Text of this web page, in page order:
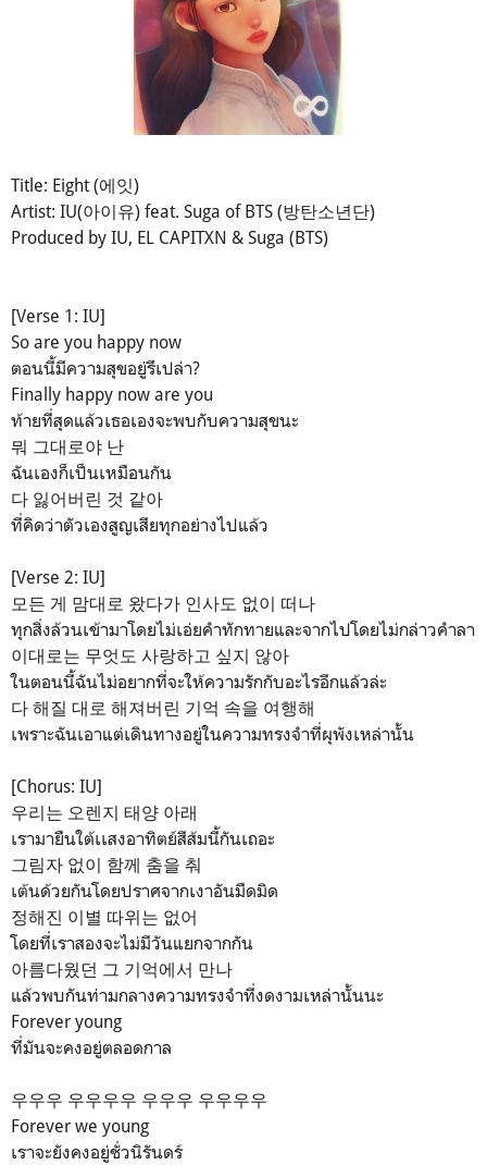
Title: Eight (에잇)
Artist: IU(아이유) feat. Suga of BTS (방탄소년단)
Produced by IU, EL CAPITXN & Suga (BTS)
[Verse 1: IU]
So are you happy now
ตอนนี้มีความสุขอยู่รึเปล่า?
Finally happy now are you
ท้ายที่สุดแล้วเธอเองจะพบกับความสุขนะ
뭐 그대로야 난
ฉันเองก็เป็นเหมือนกัน
다 잃어버린 것 같아
ที่คิดว่าตัวเองสูญเสียทุกอย่างไปแล้ว
[Verse 2: IU]
모든 게 맘대로 왔다가 인사도 없이 떠나
ทุกสิ่งล้วนเข้ามาโดยไม่เอ่ยคำทักทายและจากไปโดยไม่กล่าวคำลา
이대로는 무엇도 사랑하고 싶지 않아
ในตอนนี้ฉันไม่อยากที่จะให้ความรักกับอะไรอีกแล้วล่ะ
다 해질 대로 해져버린 기억 속을 여행해
เพราะฉันเอาแต่เดินทางอยู่ในความทรงจำที่ผุพังเหล่านั้น
[Chorus: IU]
우리는 오렌지 태양 아래
เรามายืนใต้เเสงอาทิตย์สีส้มนี้กันเถอะ
그림자 없이 함께 춤을 춰
เต้นด้วยกันโดยปราศจากเงาอันมืดมิด
정해진 이별 따위는 없어
โดยที่เราสองจะไม่มีวันแยกจากกัน
아름다웠던 그 기억에서 만나
แล้วพบกันท่ามกลางความทรงจำที่งดงามเหล่านั้นนะ
Forever young
ที่มันจะคงอยู่ตลอดกาล
우우우 우우우우 우우우 우우우우
Forever we young
เราจะยังคงอยู่ชั่วนิรันดร์